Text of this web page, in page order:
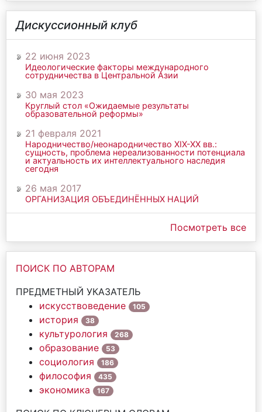
Дискуссионный клуб
22 июня 2023
Идеологические факторы международного
сотрудничества в Центральной Азии
30 мая 2023
Круглый стол «Ожидаемые результаты
образовательной реформы»
21 февраля 2021
Народничество/неонародничество ХIХ-ХХ вв.:
сущность, проблема нереализованности потенциала
и актуальность их интеллектуального наследия
сегодня
26 мая 2017
ОРГАНИЗАЦИЯ ОБЪЕДИНЁННЫХ НАЦИЙ
Посмотреть все
ПОИСК ПО АВТОРАМ
ПРЕДМЕТНЫЙ УКАЗАТЕЛЬ
искусствоведение
105
история 38
культурология 268
образование 53
социология 186
философия 435
экономика 167